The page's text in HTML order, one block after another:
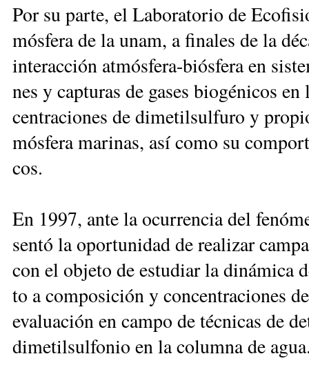
Por su par­te, el La­bo­ra­to­rio de
mós­fe­ra de la unam, a fi­na­les de la
in­te­rac­ción at­mós­fe­ra-biós­fe­ra en
nes y cap­tu­ras de ga­ses bio­gé­ni­cos
cen­tra­cio­nes de di­me­til­sul­fu­ro y
mós­fe­ra ma­ri­nas, así co­mo su
cos.
En 1997, an­te la ocu­rren­cia del
sen­tó la opor­tu­ni­dad de rea­li­zar
con el ob­je­to de es­tu­diar la di­ná­mi­ca
to a com­po­si­ción y con­cen­tra­cio­nes
eva­lua­ción en cam­po de téc­ni­cas de
di­me­til­sul­fo­nio en la co­lum­na de